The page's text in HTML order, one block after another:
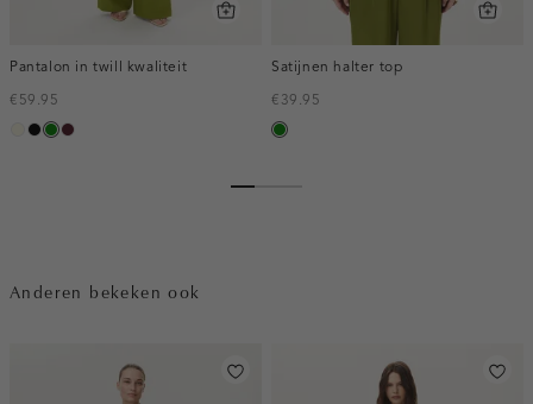
Pantalon in twill kwaliteit
€59.95
ecru
zwart
groenpruim,
Satijnen halter top
€39.95
groen
Anderen bekeken ook